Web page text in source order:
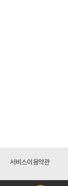
서비스이용약관